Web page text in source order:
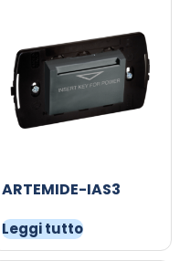
ARTEMIDE-IAS3
Leggi tutto